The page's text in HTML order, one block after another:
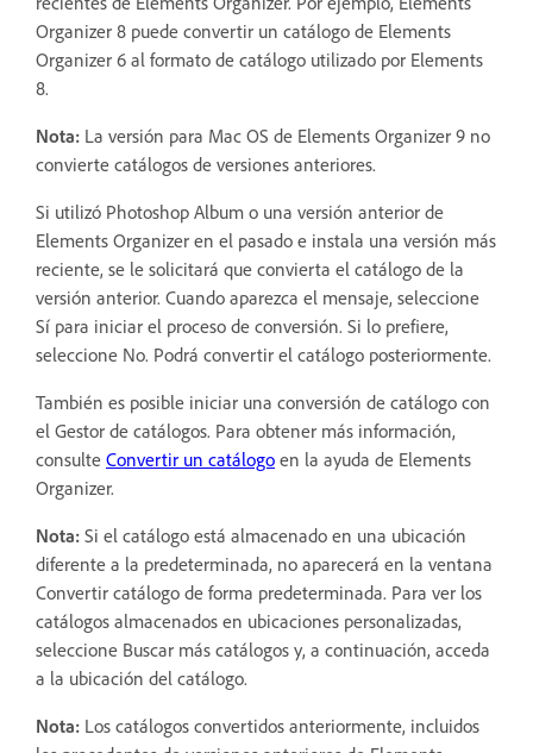
Organizer 8 puede convertir un catálogo de Elements
Organizer 6 al formato de catálogo utilizado por Elements
8.
Nota: La versión para Mac OS de Elements Organizer 9 no
convierte catálogos de versiones anteriores.
Si utilizó Photoshop Album o una versión anterior de
Elements Organizer en el pasado e instala una versión más
reciente, se le solicitará que convierta el catálogo de la
versión anterior. Cuando aparezca el mensaje, seleccione
Sí para iniciar el proceso de conversión. Si lo prefiere,
seleccione No. Podrá convertir el catálogo posteriormente.
También es posible iniciar una conversión de catálogo con
el Gestor de catálogos. Para obtener más información,
consulte Convertir un catálogo en la ayuda de Elements
Organizer.
Nota: Si el catálogo está almacenado en una ubicación
diferente a la predeterminada, no aparecerá en la ventana
Convertir catálogo de forma predeterminada. Para ver los
catálogos almacenados en ubicaciones personalizadas,
seleccione Buscar más catálogos y, a continuación, acceda
a la ubicación del catálogo.
Nota: Los catálogos convertidos anteriormente, incluidos